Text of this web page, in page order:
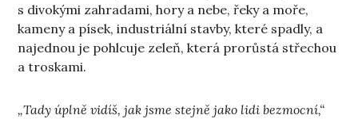
s divokými zahradami, hory a nebe, řeky a moře,
kameny a písek, industriální stavby, které spadly, a
najednou je pohlcuje zeleň, která prorůstá střechou
a troskami.
„Tady úplně vidíš, jak jsme stejně jako lidi bezmocní,“